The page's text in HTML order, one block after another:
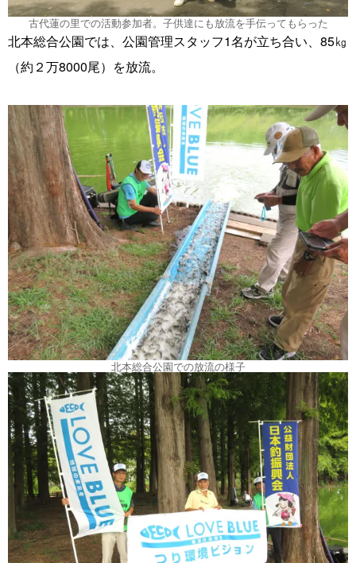
古代蓮の里での活動参加者。子供達にも放流を手伝ってもらった
北本総合公園では、公園管理スタッフ1名が立ち合い、85㎏
（約２万8000尾）を放流。
北本総合公園での放流の様子